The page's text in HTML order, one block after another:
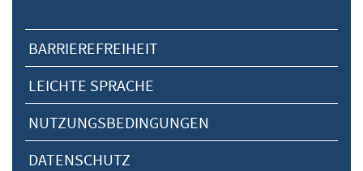
BARRIEREFREIHEIT
LEICHTE SPRACHE
NUTZUNGSBEDINGUNGEN
DATENSCHUTZ